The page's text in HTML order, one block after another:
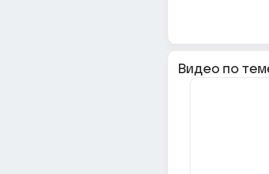
Видео по